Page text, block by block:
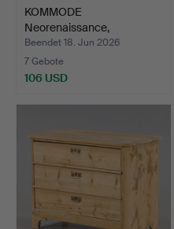
KOMMODE
Neorenaissance,
Nussbaum, 19./20. …
Beendet 18. Jun 2026
7 Gebote
106 USD